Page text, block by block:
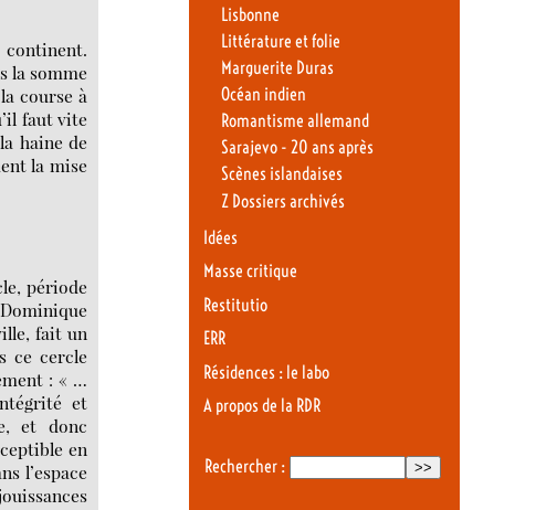
continent.
la somme
course à
faut vite
haine de
la mise
période
fait un
ce cercle
: « …
et
et donc
en
l’espace
Lisbonne
Littérature et folie
Marguerite Duras
Océan indien
Romantisme allemand
Sarajevo - 20 ans après
Scènes islandaises
Z Dossiers archivés
Idées
Masse critique
Restitutio
ERR
Résidences : le labo
A propos de la RDR
Rechercher :